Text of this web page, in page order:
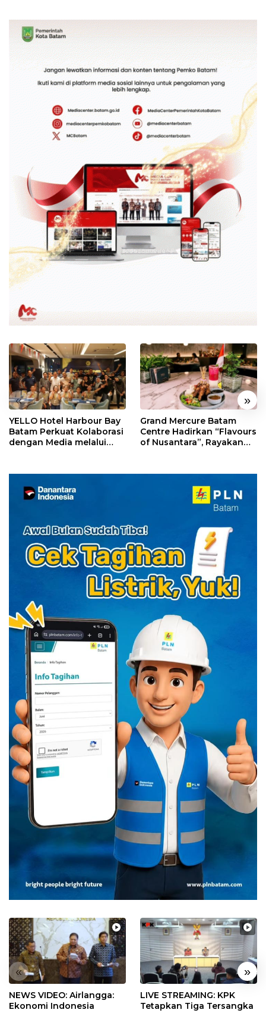
« »
YELLO Hotel Harbour Bay
Batam Perkuat Kolaborasi
dengan Media melalui
Grand Mercure Batam
Centre Hadirkan “Flavours
of Nusantara”, Rayakan
« »
NEWS VIDEO: Airlangga:
Ekonomi Indonesia
LIVE STREAMING: KPK
Tetapkan Tiga Tersangka